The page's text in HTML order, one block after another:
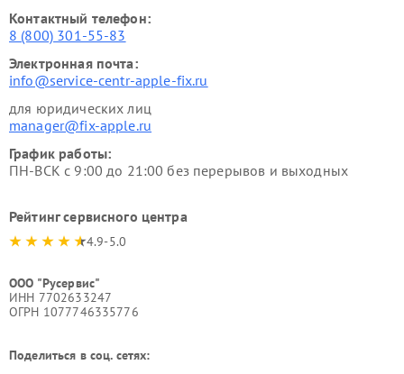
Контактный телефон:
8 (800) 301-55-83
Электронная почта:
info@service-centr-apple-fix.ru
для юридических лиц
manager@fix-apple.ru
График работы:
ПН-ВСК с 9:00 до 21:00 без перерывов и выходных
Рейтинг сервисного центра
4.9-5.0
ООО "Русервис"
ИНН 7702633247
ОГРН 1077746335776
Поделиться в соц. сетях: